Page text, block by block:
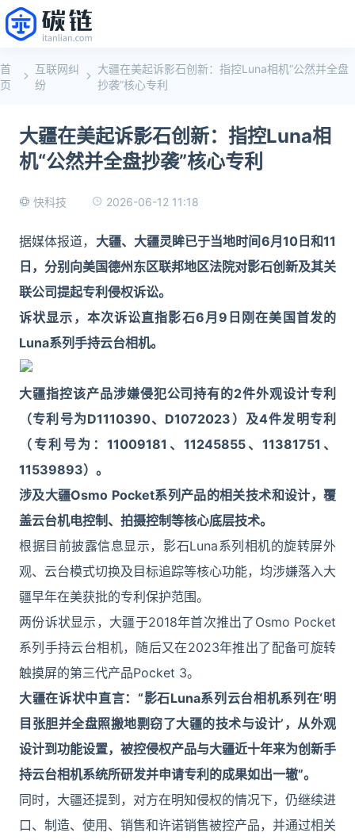
首
页
互联网纠
纷
大疆在美起诉影石创新：指控Luna相机“公然并全盘
抄袭”核心专利
大疆在美起诉影石创新：指控Luna相
机“公然并全盘抄袭”核心专利
快科技 2026-06-12 11:18
据媒体报道， 大疆、大疆灵眸已于当地时间6月10日和11
日，分别向美国德州东区联邦地区法院对影石创新及其关
联公司提起专利侵权诉讼。
诉状显示，本次诉讼直指影石6月9日刚在美国首发的
Luna系列手持云台相机。
大疆指控该产品涉嫌侵犯公司持有的2件外观设计专利
（专利号为D1110390、D1072023）及4件发明专利
（专利号为：11009181、11245855、11381751、
11539893）。
涉及大疆Osmo Pocket系列产品的相关技术和设计，覆
盖云台机电控制、拍摄控制等核心底层技术。
根据目前披露信息显示，影石Luna系列相机的旋转屏外
观、云台模式切换及目标追踪等核心功能，均涉嫌落入大
疆早年在美获批的专利保护范围。
两份诉状显示，大疆于2018年首次推出了Osmo Pocket
系列手持云台相机，随后又在2023年推出了配备可旋转
触摸屏的第三代产品Pocket 3。
大疆在诉状中直言：“影石Luna系列云台相机系列在‘明
目张胆并全盘照搬地剽窃了大疆的技术与设计’，从外观
设计到功能设置，被控侵权产品与大疆近十年来为创新手
持云台相机系统所研发并申请专利的成果如出一辙”。
同时，大疆还提到，对方在明知侵权的情况下，仍继续进
口、制造、使用、销售和许诺销售被控产品，并通过相关